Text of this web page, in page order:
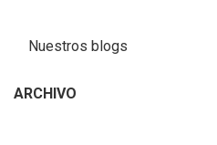
Nuestros blogs
ARCHIVO